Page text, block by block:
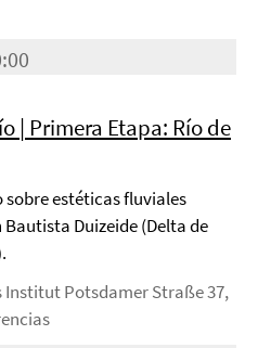
| Primera Etapa: Río de
estéticas fluviales
Duizeide (Delta de
Institut Potsdamer Straße 37,